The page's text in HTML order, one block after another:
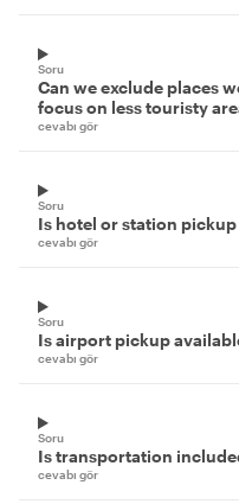
Soru
Can we exclude places
focus on less touristy
cevabı gör
Soru
Is hotel or station
cevabı gör
Soru
Is airport pickup
cevabı gör
Soru
Is transportation
cevabı gör